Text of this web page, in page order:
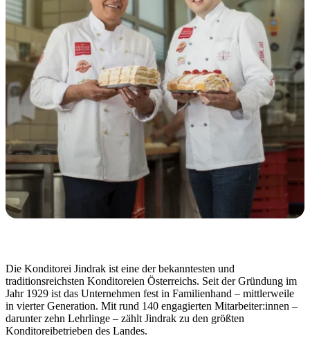
Die Konditorei Jindrak ist eine der bekanntesten und
traditionsreichsten Konditoreien Österreichs. Seit der Gründung im
Jahr 1929 ist das Unternehmen fest in Familienhand – mittlerweile
in vierter Generation. Mit rund 140 engagierten Mitarbeiter:innen –
darunter zehn Lehrlinge – zählt Jindrak zu den größten
Konditoreibetrieben des Landes.